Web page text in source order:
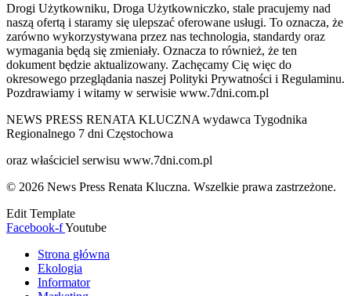
Drogi Użytkowniku, Droga Użytkowniczko, stale pracujemy nad
naszą ofertą i staramy się ulepszać oferowane usługi. To oznacza, że
zarówno wykorzystywana przez nas technologia, standardy oraz
wymagania będą się zmieniały. Oznacza to również, że ten
dokument będzie aktualizowany. Zachęcamy Cię więc do
okresowego przeglądania naszej Polityki Prywatności i Regulaminu.
Pozdrawiamy i witamy w serwisie www.7dni.com.pl
NEWS PRESS RENATA KLUCZNA wydawca Tygodnika
Regionalnego 7 dni Częstochowa
oraz właściciel serwisu www.7dni.com.pl
© 2026 News Press Renata Kluczna. Wszelkie prawa zastrzeżone.
Edit Template
Facebook-fYoutube
Strona główna
Ekologia
Informator